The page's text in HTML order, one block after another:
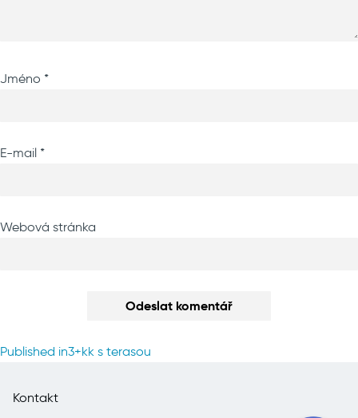
Jméno *
E-mail *
Webová stránka
Navigace
příspěvek
Published in3+kk s terasou
Kontakt